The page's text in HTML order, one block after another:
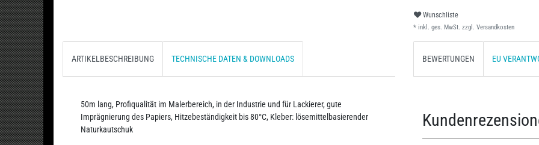
Wunschliste
* inkl. ges. MwSt. zzgl. Versandkosten
ARTIKELBESCHREIBUNG TECHNISCHE DATEN & DOWNLOADS
50m lang, Profiqualität im Malerbereich, in der Industrie und für Lackierer, gute
Imprägnierung des Papiers, Hitzebeständigkeit bis 80°C, Kleber: lösemittelbasierender
Naturkautschuk
BEWERTUNGEN EU